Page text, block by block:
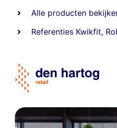
Alle producten
Referenties Kwikfit,